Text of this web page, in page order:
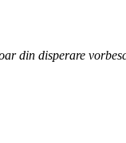
din disperare